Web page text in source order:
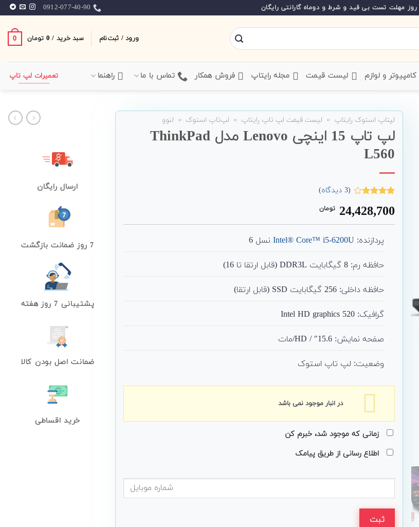
0912-077-40-90
ورود / ثبت‌نام سبد خرید / 0 تومان 0
‌ کامپیوتر و لوازم ‌ لیست قیمت ‌ مجله رایتاپ فروش همکار تماس با ما راهنما تعمیرات لپ تاپ
لپتاپ استوک رایتاپ » لیست قیمت لپ تاپ رایتاپ » لپ‌تاپ استوک » لنوو
لپ تاپ 15 اینچی Lenovo مدل ThinkPad
L560
4.00
از 5
مشتری
(
3دیدگاه)
24,428,700 تومان
پردازنده: Intel® Core™ i5-6200Uنسل 6
حافظه رم: 8 گیگابایت DDR3L (قابل ارتقا تا 16)
حافظه داخلی: 256 گیگابایت SSD (قابل ارتقا)
گرافیک: Intel HD graphics 520
صفحه نمایش: 15.6″ / HD/مات
وضعیت: لپ تاپ استوک
در انبار موجود نمی باشد
زمانی که موجود شد، خبرم کن
اطلاع رسانی از طریق پیامک
ثبت
ارسال رایگان
7 روز ضمانت بازگشت
پشتیبانی 7 روز هفته
ضمانت اصل بودن کالا
خرید اقساطی